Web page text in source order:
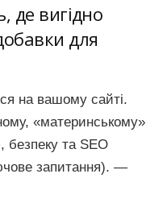
де вигідно
для
на вашому сайті.
«материнському»
безпеку та SEO
запитання). —